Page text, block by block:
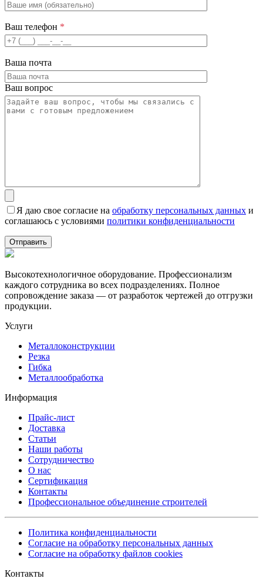
Ваш телефон *
Ваша почта
Ваш вопрос
Я даю свое согласие на обработку персональных данных и
соглашаюсь с условиями политики конфиденциальности
Высокотехнологичное оборудование. Профессионализм
каждого сотрудника во всех подразделениях. Полное
сопровождение заказа — от разработок чертежей до отгрузки
продукции.
Услуги
Металлоконструкции
Резка
Гибка
Металлообработка
Информация
Прайс-лист
Доставка
Статьи
Наши работы
Сотрудничество
О нас
Сертификация
Контакты
Профессиональное объединение строителей
Политика конфиденциальности
Согласие на обработку персональных данных
Согласие на обработку файлов cookies
Контакты